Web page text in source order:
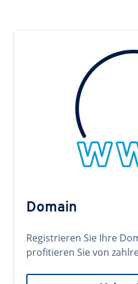
Domain
Registrieren Sie Ihre
profitieren Sie von